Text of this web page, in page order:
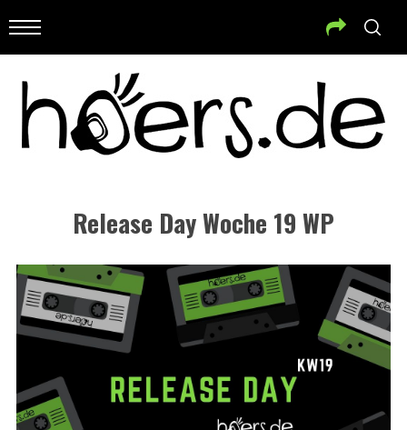
Release Day Woche 19 WP